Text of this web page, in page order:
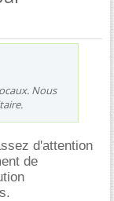
Nous
d'attention
de